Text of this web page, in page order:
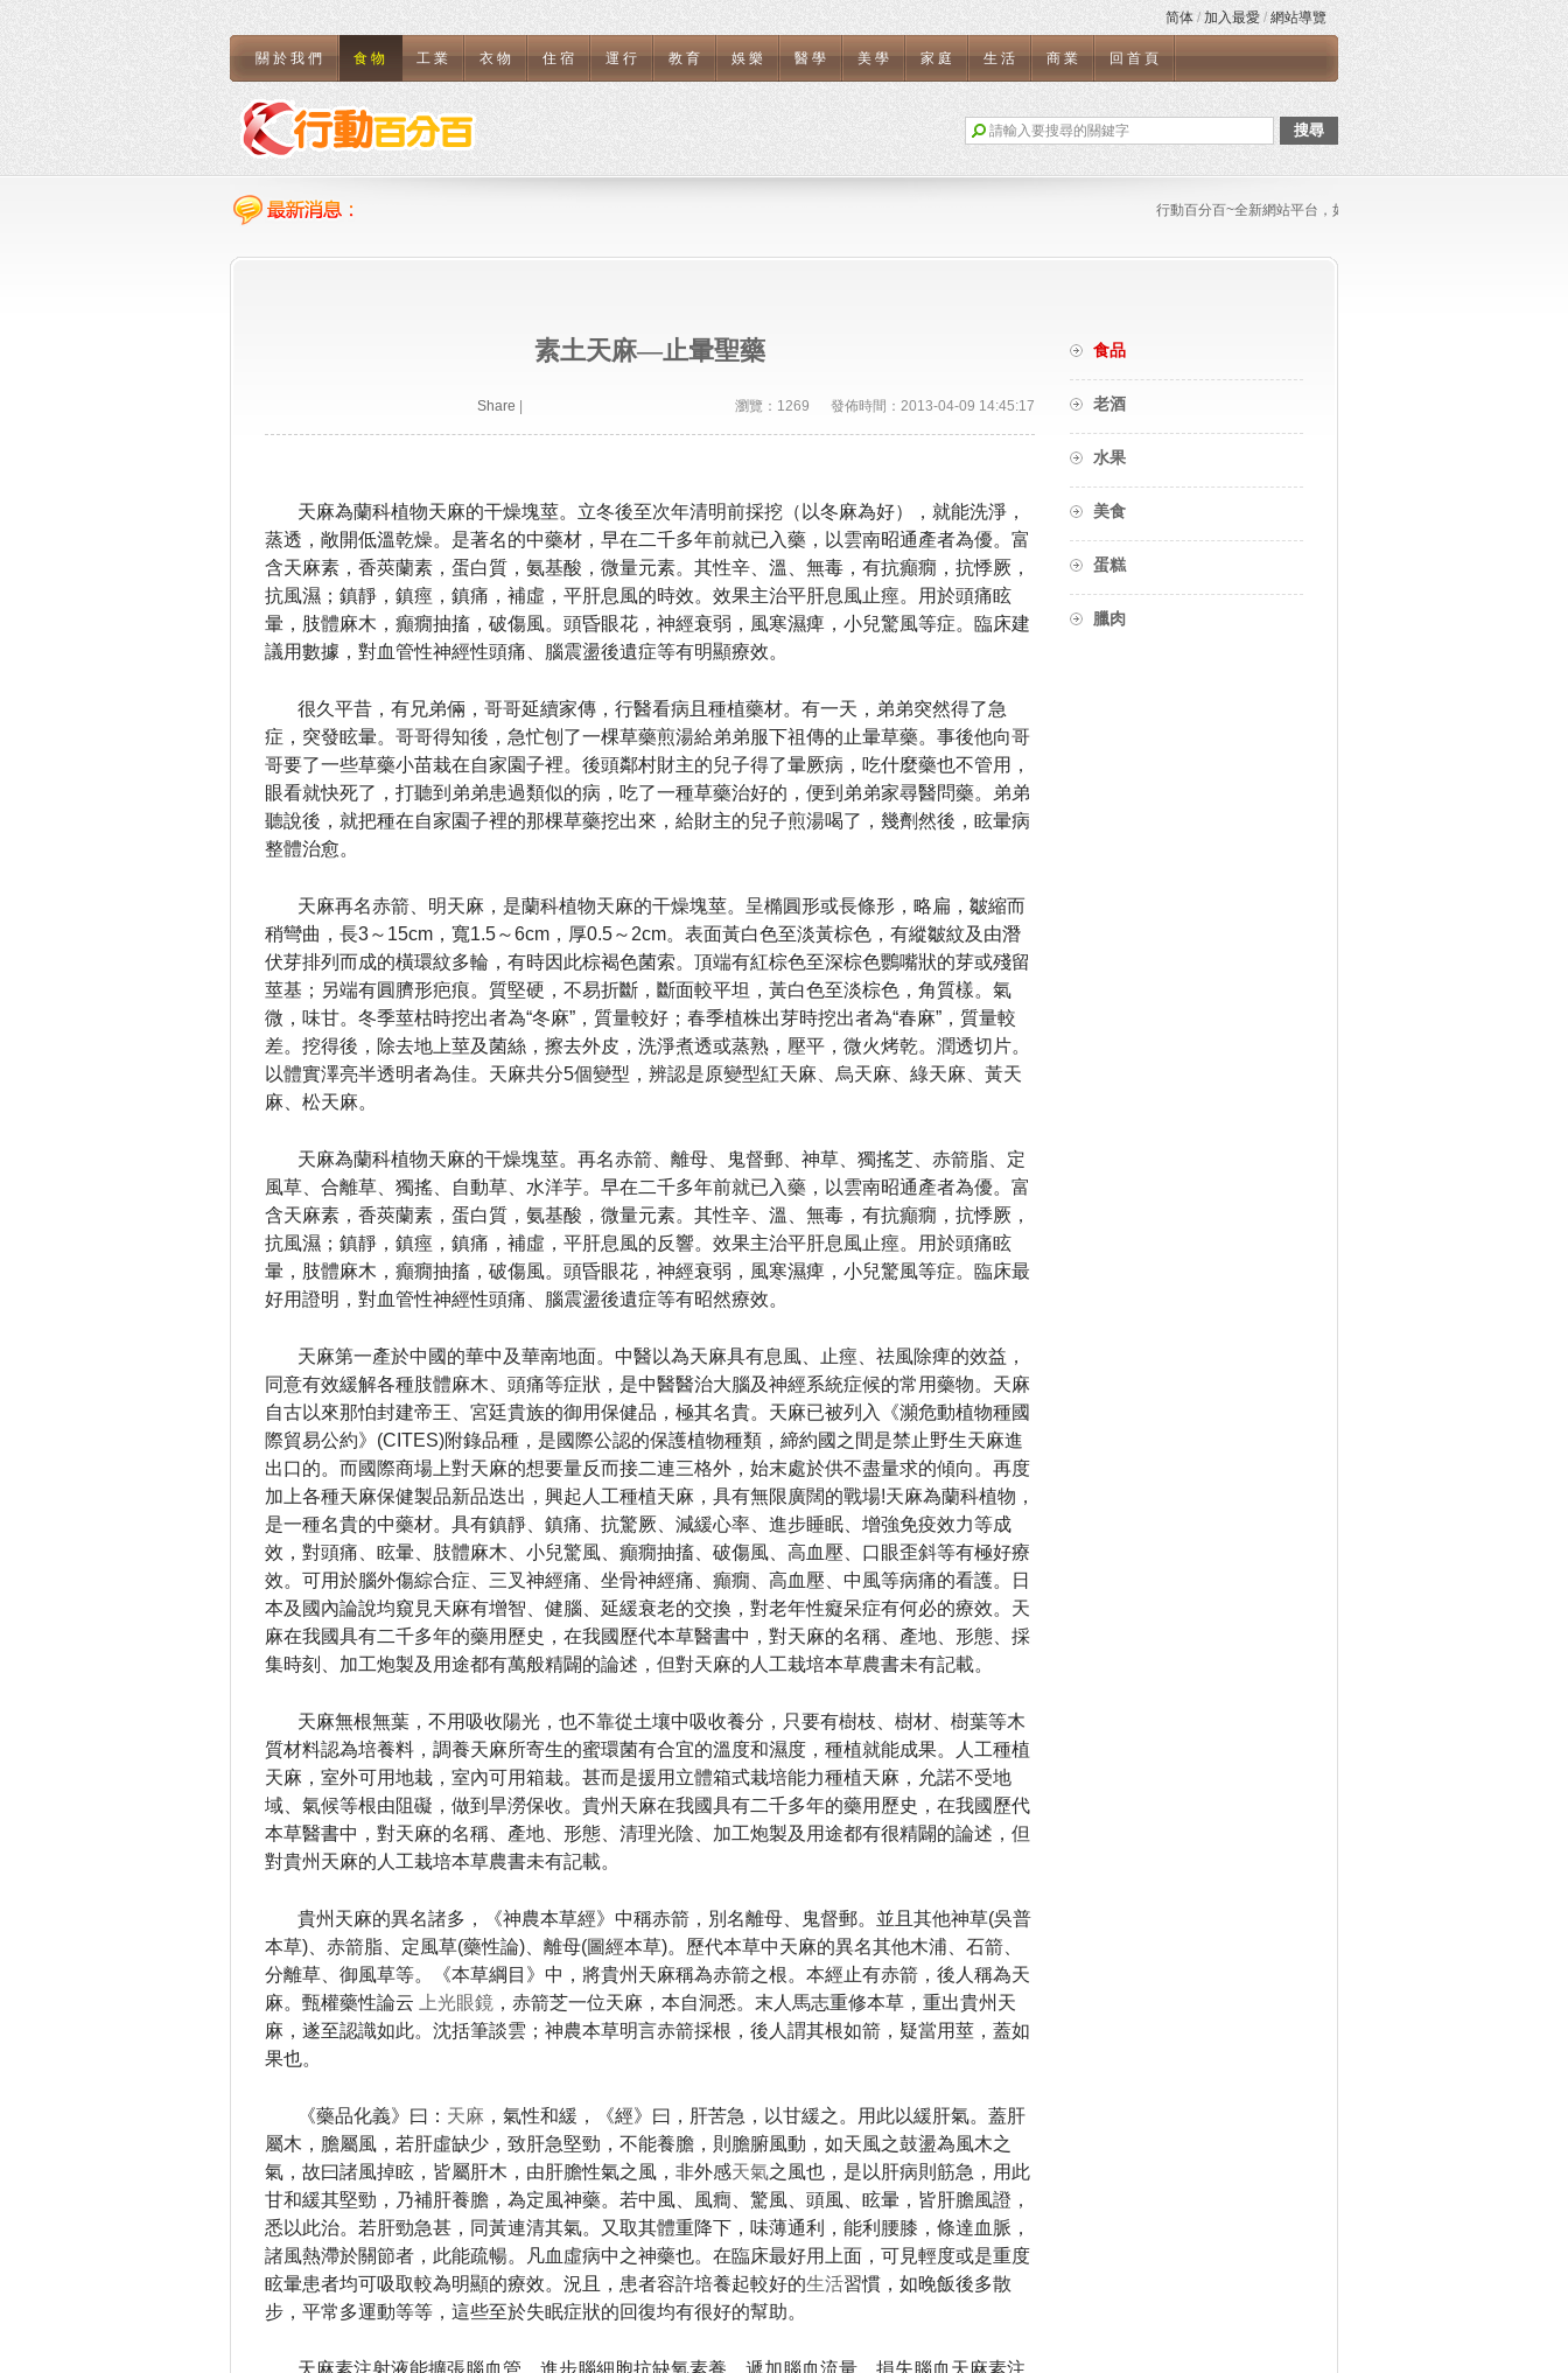
简体 / 加入最愛 /網站導覽
關於我們 食物 工業 衣物 住宿 運行 教育 娛樂 醫學 美學 家庭 生活 商業 回首頁
搜尋
行動百分百~全新網站平台，如果您需要張貼任何文章與連結，或是
素土天麻—止暈聖藥
瀏覽：1269 發佈時間：2013-04-09 14:45:17
Share
天麻為蘭科植物天麻的干燥塊莖。 立冬後至次年清明前採挖（以冬麻為好），就能洗淨，
蒸透，敞開低溫乾燥。 是著名的中藥材，早在二千多年前就已入藥，以雲南昭通產者為優。 富
含天麻素，香莢蘭素，蛋白質，氨基酸，微量元素。 其性辛、溫、無毒，有抗癲癇，抗悸厥，
抗風濕；鎮靜，鎮痙，鎮痛，補虛，平肝息風的時效。 效果主治平肝息風止痙。
用於頭痛眩
暈，肢體麻木，癲癇抽搐，破傷風。 頭昏眼花，神經衰弱，風寒濕痺，小兒驚風等症。 臨床建
議用數據，對血管性神經性頭痛、腦震盪後遺症等有明顯療效。
很久平昔，有兄弟倆，哥哥延續家傳，行醫看病且種植藥材。 有一天，弟弟突然得了急
症，突發眩暈。 哥哥得知後，急忙刨了一棵草藥煎湯給弟弟服下祖傳的止暈草藥。 事後他向哥
哥要了一些草藥小苗栽在自家園子裡。 後頭鄰村財主的兒子得了暈厥病，吃什麼藥也不管用，
眼看就快死了，打聽到弟弟患過類似的病，吃了一種草藥治好的，便到弟弟家尋醫問藥。
弟弟
聽說後，就把種在自家園子裡的那棵草藥挖出來，給財主的兒子煎湯喝了，幾劑然後，眩暈病
整體治愈。
天麻再名赤箭、明天麻，是蘭科植物天麻的干燥塊莖。 呈橢圓形或長條形，略扁，皺縮而
稍彎曲，長3～15cm，寬1.5～6cm，厚0.5～2cm。 表面黃白色至淡黃棕色，有縱皺紋及由潛
伏芽排列而成的橫環紋多輪，有時因此棕褐色菌索。 頂端有紅棕色至深棕色鸚嘴狀的芽或殘留
莖基；另端有圓臍形疤痕。 質堅硬，不易折斷，斷面較平坦，黃白色至淡棕色，角質樣。 氣
微，味甘。 冬季莖枯時挖出者為“冬麻”，質量較好；春季植株出芽時挖出者為“春麻”，質量較
差。 挖得後，除去地上莖及菌絲，擦去外皮，洗淨煮透或蒸熟，壓平，微火烤乾。 潤透切片。
以體實澤亮半透明者為佳。 天麻共分5個變型，辨認是原變型紅天麻、烏天麻、綠天麻、黃天
麻、松天麻。
天麻為蘭科植物天麻的干燥塊莖。 再名赤箭、離母、鬼督郵、神草、獨搖芝、赤箭脂、定
風草、合離草、獨搖、自動草、水洋芋。 早在二千多年前就已入藥，以雲南昭通產者為優。 富
含天麻素，香莢蘭素，蛋白質，氨基酸，微量元素。 其性辛、溫、無毒，有抗癲癇，抗悸厥，
抗風濕；鎮靜，鎮痙，鎮痛，補虛，平肝息風的反響。 效果主治平肝息風止痙。
用於頭痛眩
暈，肢體麻木，癲癇抽搐，破傷風。 頭昏眼花，神經衰弱，風寒濕痺，小兒驚風等症。 臨床最
好用證明，對血管性神經性頭痛、腦震盪後遺症等有昭然療效。
天麻第一產於中國的華中及華南地面。 中醫以為天麻具有息風、止痙、祛風除痺的效益，
同意有效緩解各種肢體麻木、頭痛等症狀，是中醫醫治大腦及神經系統症候的常用藥物。 天麻
自古以來那怕封建帝王、宮廷貴族的御用保健品，極其名貴。 天麻已被列入《瀕危動植物種國
際貿易公約》(CITES)附錄品種，是國際公認的保護植物種類，締約國之間是禁止野生天麻進
出口的。 而國際商場上對天麻的想要量反而接二連三格外，始末處於供不盡量求的傾向。 再度
加上各種天麻保健製品新品迭出，興起人工種植天麻，具有無限廣闊的戰場!天麻為蘭科植物，
是一種名貴的中藥材。 具有鎮靜、鎮痛、抗驚厥、減緩心率、進步睡眠、增強免疫效力等成
效，對頭痛、眩暈、肢體麻木、小兒驚風、癲癇抽搐、破傷風、高血壓、口眼歪斜等有極好療
效。 可用於腦外傷綜合症、三叉神經痛、坐骨神經痛、癲癇、高血壓、中風等病痛的看護。
日
本及國內論說均窺見天麻有增智、健腦、延緩衰老的交換，對老年性癡呆症有何必的療效。 天
麻在我國具有二千多年的藥用歷史，在我國歷代本草醫書中，對天麻的名稱、產地、形態、採
集時刻、加工炮製及用途都有萬般精闢的論述，但對天麻的人工栽培本草農書未有記載。
天麻無根無葉，不用吸收陽光，也不靠從土壤中吸收養分，只要有樹枝、樹材、樹葉等木
質材料認為培養料，調養天麻所寄生的蜜環菌有合宜的溫度和濕度，種植就能成果。
人工種植
天麻，室外可用地栽，室內可用箱栽。 甚而是援用立體箱式栽培能力種植天麻，允諾不受地
域、氣候等根由阻礙，做到旱澇保收。 貴州天麻在我國具有二千多年的藥用歷史，在我國歷代
本草醫書中，對天麻的名稱、產地、形態、清理光陰、加工炮製及用途都有很精闢的論述，但
對貴州天麻的人工栽培本草農書未有記載。
貴州天麻的異名諸多，《神農本草經》中稱赤箭，別名離母、鬼督郵。 並且其他神草(吳普
本草)、赤箭脂、定風草(藥性論)、離母(圖經本草)。 歷代本草中天麻的異名其他木浦、石箭、
分離草、御風草等。
《本草綱目》中，將貴州天麻稱為赤箭之根。 本經止有赤箭，後人稱為天
麻。 甄權藥性論云 上光眼鏡 ，赤箭芝一位天麻，本自洞悉。 末人馬志重修本草，重出貴州天
麻，遂至認識如此。 沈括筆談雲；神農本草明言赤箭採根，後人謂其根如箭，疑當用莖，蓋如
果也。
《藥品化義》曰： 天麻 ，氣性和緩，《經》曰，肝苦急，以甘緩之。 用此以緩肝氣。 蓋肝
屬木，膽屬風，若肝虛缺少，致肝急堅勁，不能養膽，則膽腑風動，如天風之鼓盪為風木之
氣，故曰諸風掉眩，皆屬肝木，由肝膽性氣之風，非外感天氣之風也，是以肝病則筋急，用此
甘和緩其堅勁，乃補肝養膽，為定風神藥。 若中風、風癎、驚風、頭風、眩暈，皆肝膽風證，
悉以此治。 若肝勁急甚，同黃連清其氣。
又取其體重降下，味薄通利，能利腰膝，條達血脈，
諸風熱滯於關節者，此能疏暢。
凡血虛病中之神藥也。 在臨床最好用上面，可見輕度或是重度
眩暈患者均可吸取較為明顯的療效。 況且，患者容許培養起較好的生活習慣，如晚飯後多散
步，平常多運動等等，這些至於失眠症狀的回復均有很好的幫助。
天麻素注射液能擴張腦血管、進步腦細胞抗缺氧素養、遞加腦血流量、損失腦血天麻素注
食品
老酒
水果
美食
蛋糕
臘肉